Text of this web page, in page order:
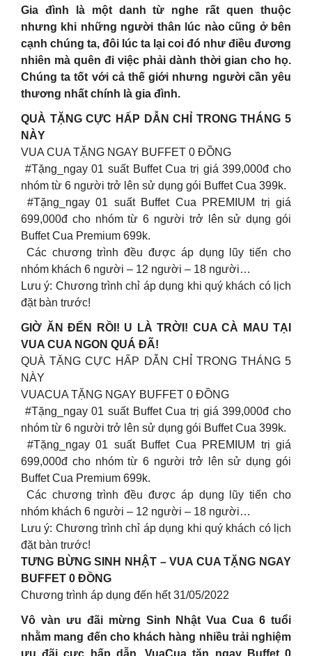
Gia đình là một danh từ nghe rất quen thuộc
nhưng khi những người thân lúc nào cũng ở bên
cạnh chúng ta, đôi lúc ta lại coi đó như điều đương
nhiên mà quên đi việc phải dành thời gian cho họ.
Chúng ta tốt với cả thế giới nhưng người cần yêu
thương nhất chính là gia đình.
QUÀ TẶNG CỰC HẤP DẪN CHỈ TRONG THÁNG 5
NÀY
VUA CUA TẶNG NGAY BUFFET 0 ĐỒNG
#Tặng_ngay 01 suất Buffet Cua trị giá 399,000đ cho
nhóm từ 6 người trở lên sử dụng gói Buffet Cua 399k.
#Tặng_ngay 01 suất Buffet Cua PREMIUM trị giá
699,000đ cho nhóm từ 6 người trở lên sử dụng gói
Buffet Cua Premium 699k.
Các chương trình đều được áp dụng lũy tiến cho
nhóm khách 6 người – 12 người – 18 người…
Lưu ý: Chương trình chỉ áp dụng khi quý khách có lịch
đặt bàn trước!
GIỜ ĂN ĐẾN RỒI! U LÀ TRỜI! CUA CÀ MAU TẠI
VUA CUA NGON QUÁ ĐÃ!
QUÀ TẶNG CỰC HẤP DẪN CHỈ TRONG THÁNG 5
NÀY
VUACUA TẶNG NGAY BUFFET 0 ĐỒNG
#Tặng_ngay 01 suất Buffet Cua trị giá 399,000đ cho
nhóm từ 6 người trở lên sử dụng gói Buffet Cua 399k.
#Tặng_ngay 01 suất Buffet Cua PREMIUM trị giá
699,000đ cho nhóm từ 6 người trở lên sử dụng gói
Buffet Cua Premium 699k.
Các chương trình đều được áp dụng lũy tiến cho
nhóm khách 6 người – 12 người – 18 người…
Lưu ý: Chương trình chỉ áp dụng khi quý khách có lịch
đặt bàn trước!
TƯNG BỪNG SINH NHẬT – VUA CUA TẶNG NGAY
BUFFET 0 ĐỒNG
Chương trình áp dụng đến hết 31/05/2022
Vô vàn ưu đãi mừng Sinh Nhật Vua Cua 6 tuổi
nhằm mang đến cho khách hàng nhiều trải nghiệm
ưu đãi cực hấp dẫn. VuaCua tặn ngay Buffet 0